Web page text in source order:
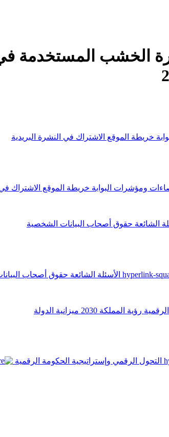
الخشب المستخدمة في
خريطة الموقع الاشتراك في النشرة البريدية
ومؤشرات البوابة خريطة الموقع الاشتراك
الشائعة حقوق أصحاب البيانات الشخصية
الأسئلة الشائعة حقوق أصحاب
رؤية المملكة 2030 ميزانية الدولة
التحول الرقمي وإستراتيجية الحكومة الرقمية